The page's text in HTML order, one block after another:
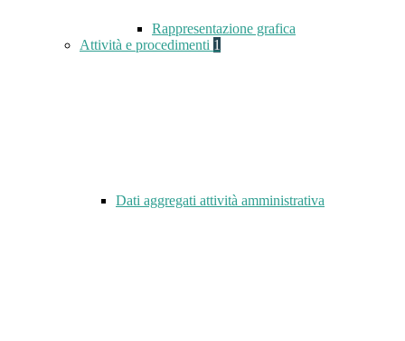
Rappresentazione grafica
Attività e procedimenti 1
Dati aggregati attività amministrativa